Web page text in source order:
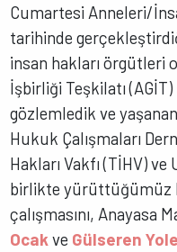
Cumartesi Anneleri/
tarihinde
insan hakları örgütleri
İşbirliği Teşkilatı (AGİT)
gözlemledik ve
Hukuk Çalışmaları
Hakları Vakfı (TİHV)
birlikte yürüttüğümüz
çalışmasını, Anayasa
Ocak ve Gülseren